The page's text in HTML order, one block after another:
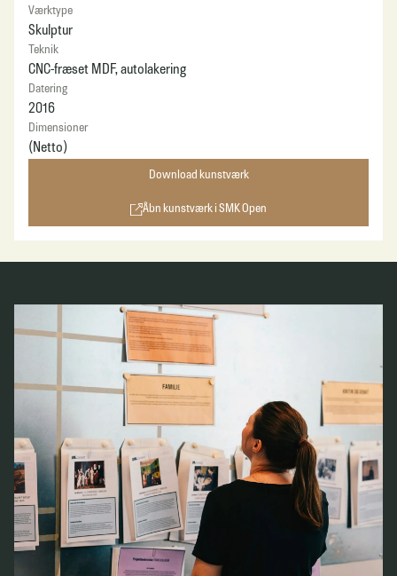
Værktype
Skulptur
Teknik
CNC-fræset MDF, autolakering
Datering
2016
Dimensioner
(Netto)
Download kunstværk
Åbn kunstværk i SMK Open